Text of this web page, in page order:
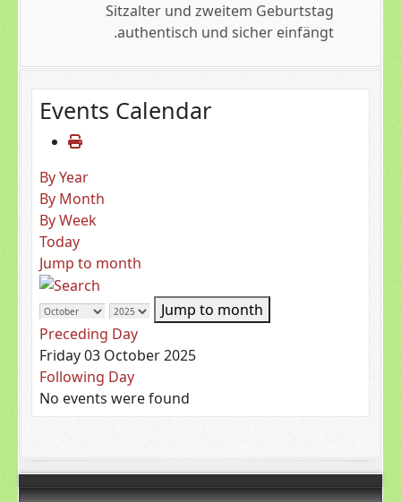
Sitzalter und zweitem Geburtstag
authentisch und sicher einfängt.
Events Calendar
By Year
By Month
By Week
Today
Jump to month
Jump to month
Preceding Day
Friday 03 October 2025
Following Day
No events were found